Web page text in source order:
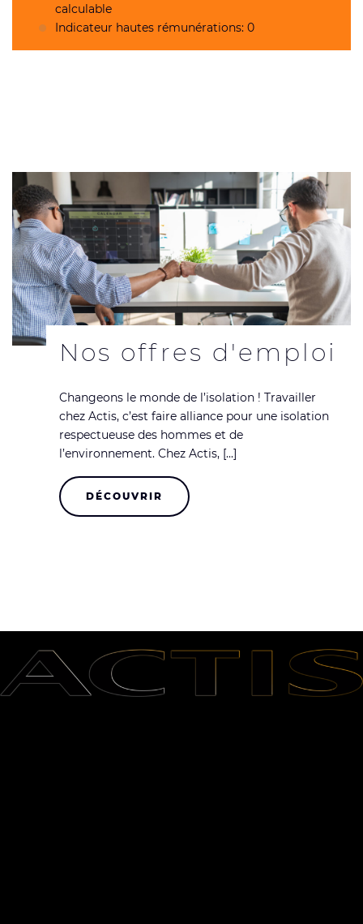
calculable
Indicateur hautes rémunérations: 0
Nos offres d'emploi
Changeons le monde de l’isolation ! Travailler
chez Actis, c’est faire alliance pour une isolation
respectueuse des hommes et de
l’environnement. Chez Actis, [...]
DÉCOUVRIR